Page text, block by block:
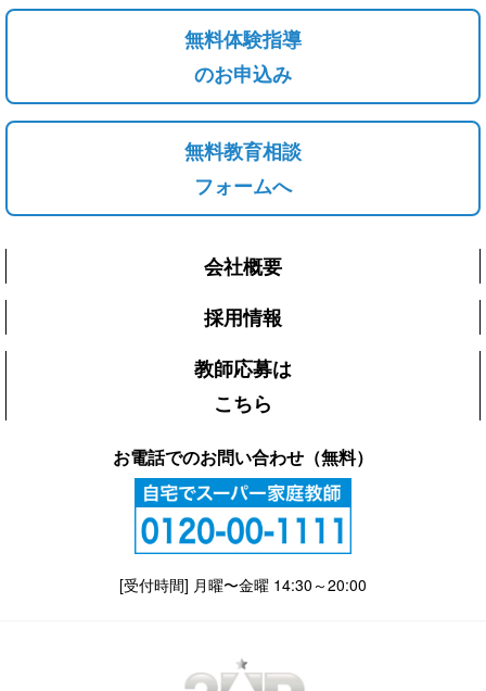
無料体験指導
のお申込み
無料教育相談
フォームへ
会社概要
採用情報
教師応募は
こちら
お電話でのお問い合わせ（無料）
[受付時間] 月曜〜金曜 14:30～20:00